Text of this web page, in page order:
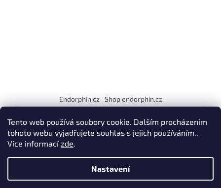
Tento web používá soubory cookie. Dalším procházením
tohoto webu vyjadřujete souhlas s jejich používáním..
Více informacízde.
Nastavení
Endorphin.cz Shop endorphin.cz
fa fa-facebook